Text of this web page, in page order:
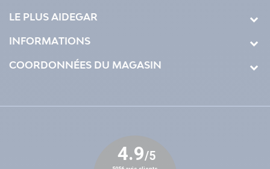
LE PLUS AIDEGAR
INFORMATIONS
COORDONNÉES DU MAGASIN